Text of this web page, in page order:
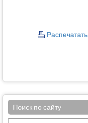
Распечатать
Поиск по сайту